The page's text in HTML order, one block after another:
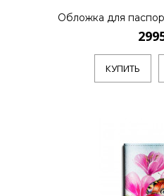
Обложка для
КУПИТЬ